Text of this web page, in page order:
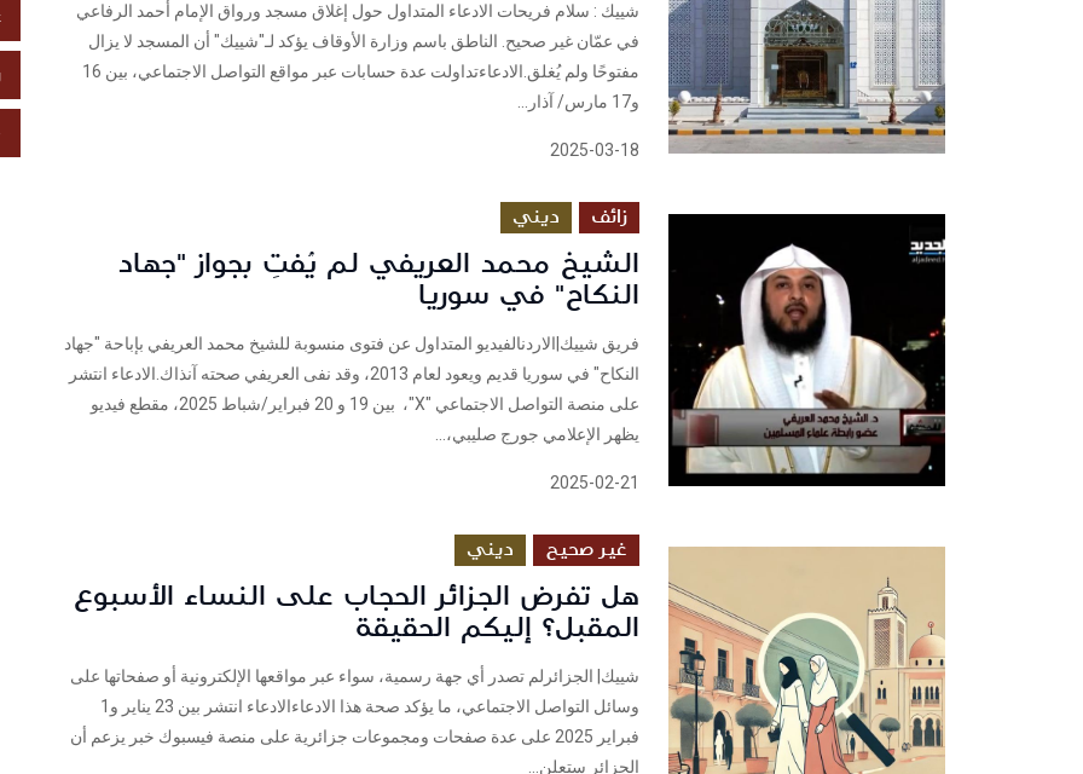
شييك : سلام فريحات الادعاء المتداول حول إغلاق مسجد ورواق الإمام أحمد الرفاعي
في عمّان غير صحيح. الناطق باسم وزارة الأوقاف يؤكد لـ"شييك" أن المسجد لا يزال
مفتوحًا ولم يُغلق.الادعاءتداولت عدة حسابات عبر مواقع التواصل الاجتماعي، بين 16
و17 مارس/ آذار...
2025-03-18
زائف ديني
الشيخ محمد العريفي لم يُفتِ بجواز "جهاد
النكاح" في سوريا
فريق شييك|الاردنالفيديو المتداول عن فتوى منسوبة للشيخ محمد العريفي بإباحة "جهاد
النكاح" في سوريا قديم ويعود لعام 2013، وقد نفى العريفي صحته آنذاك.الادعاء انتشر
على منصة التواصل الاجتماعي "X"، بين 19 و 20 فبراير/شباط 2025، مقطع فيديو
يظهر الإعلامي جورج صليبي،...
2025-02-21
غير صحيح ديني
هل تفرض الجزائر الحجاب على النساء الأسبوع
المقبل؟ إليكم الحقيقة
شييك| الجزائرلم تصدر أي جهة رسمية، سواء عبر مواقعها الإلكترونية أو صفحاتها على
وسائل التواصل الاجتماعي، ما يؤكد صحة هذا الادعاءالادعاء انتشر بين 23 يناير و1
فبراير 2025 على عدة صفحات ومجموعات جزائرية على منصة فيسبوك خبر يزعم أن
الجزائر ستعلن...